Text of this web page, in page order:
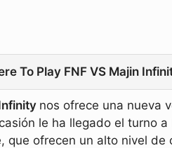
To Play FNF VS Majin
nos ofrece una nueva
le ha llegado el turno
que ofrecen un alto nivel